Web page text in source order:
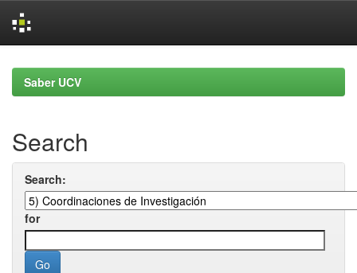
navigationSaber UCV
Search
Search:
for